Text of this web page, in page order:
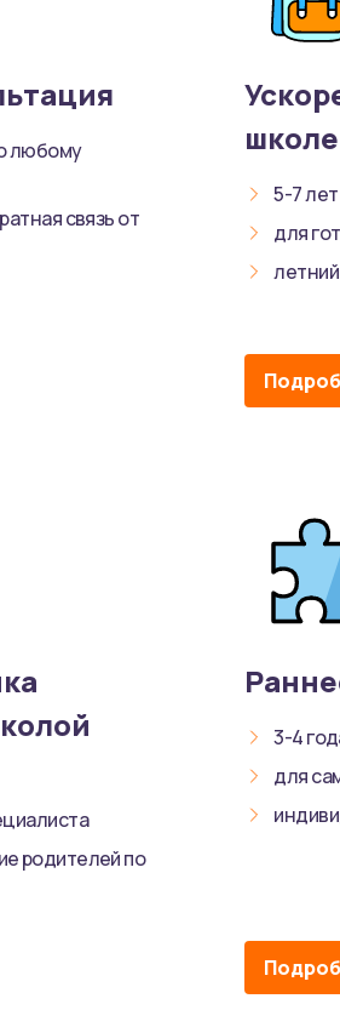
любому
связь от
5-7 лет
для
родителей по
3-4
для